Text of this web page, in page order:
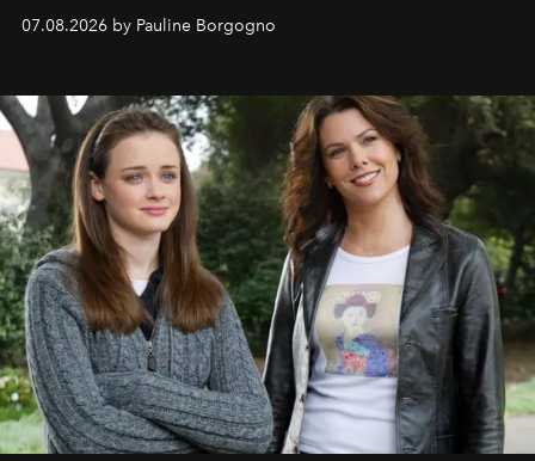
s'arrachent déjà.
07.08.2026 by Pauline Borgogno